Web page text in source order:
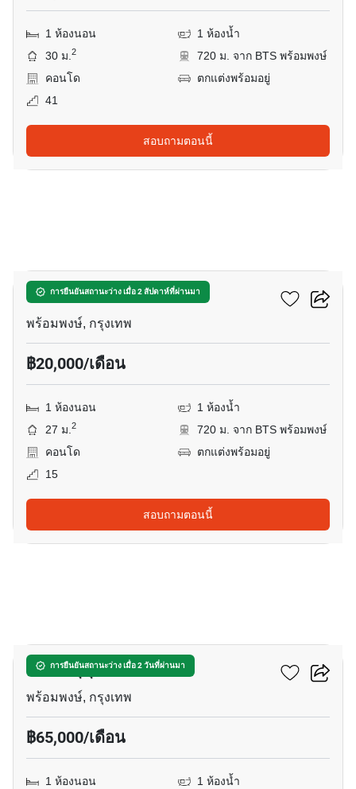
1 ห้องนอน
1 ห้องน้ำ
30 ม.2
720 ม. จาก BTS พร้อมพงษ์
คอนโด
ตกแต่งพร้อมอยู่
41
สอบถามตอนนี้
การยืนยันสถานะว่าง เมื่อ 2 สัปดาห์ที่ผ่านมา
พาร์ค ออริจิ้น พร้อมพงษ์
พร้อมพงษ์, กรุงเทพ
฿20,000/เดือน
1 ห้องนอน
1 ห้องน้ำ
27 ม.2
720 ม. จาก BTS พร้อมพงษ์
คอนโด
ตกแต่งพร้อมอยู่
15
สอบถามตอนนี้
การยืนยันสถานะว่าง เมื่อ 2 วันที่ผ่านมา
บีทนิค สุขุมวิท 32
พร้อมพงษ์, กรุงเทพ
฿65,000/เดือน
1 ห้องนอน 1 ห้องน้ำ